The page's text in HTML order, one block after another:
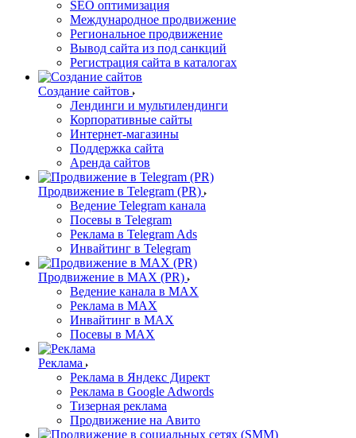
SEO оптимизация
Международное продвижение
Региональное продвижение
Вывод сайта из под санкций
Регистрация сайта в каталогах
Создание сайтов
Лендинги и мультилендинги
Корпоративные сайты
Интернет-магазины
Поддержка сайта
Аренда сайтов
Продвижение в Telegram (PR)
Ведение Telegram канала
Посевы в Telegram
Реклама в Telegram Ads
Инвайтинг в Telegram
Продвижение в MAX (PR)
Ведение канала в MAX
Реклама в MAX
Инвайтинг в MAX
Посевы в MAX
Реклама
Реклама в Яндекс Директ
Реклама в Google Adwords
Тизерная реклама
Продвижение на Авито